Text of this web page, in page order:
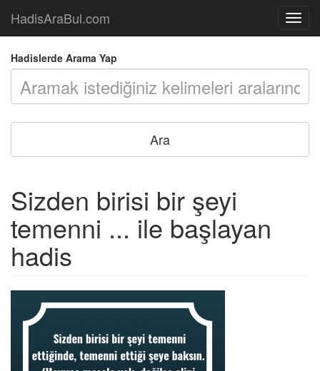
Açılır
Menü
HadisAraBul.com
Hadislerde Arama Yap
Sizden birisi bir şeyi
temenni ... ile başlayan
hadis